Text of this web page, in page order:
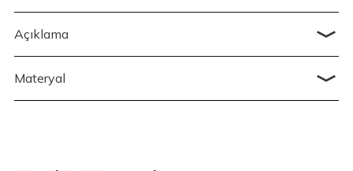
Açıklama
Materyal